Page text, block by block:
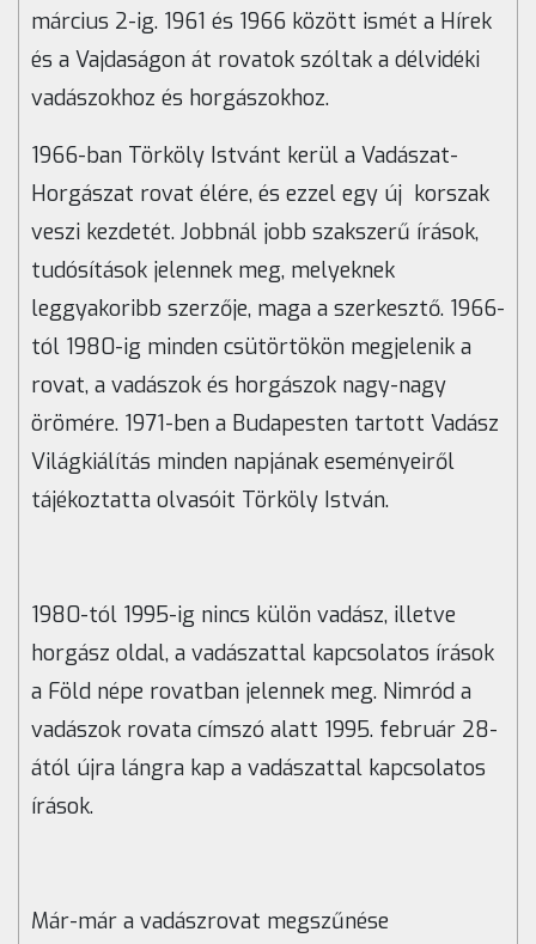
március 2-ig. 1961 és 1966 között ismét a Hírek
és a Vajdaságon át rovatok szóltak a délvidéki
vadászokhoz és horgászokhoz.
1966-ban Törköly Istvánt kerül a Vadászat-
Horgászat rovat élére, és ezzel egy új korszak
veszi kezdetét. Jobbnál jobb szakszerű írások,
tudósítások jelennek meg, melyeknek
leggyakoribb szerzője, maga a szerkesztő. 1966-
tól 1980-ig minden csütörtökön megjelenik a
rovat, a vadászok és horgászok nagy-nagy
örömére. 1971-ben a Budapesten tartott Vadász
Világkiálítás minden napjának eseményeiről
tájékoztatta olvasóit Törköly István.
1980-tól 1995-ig nincs külön vadász, illetve
horgász oldal, a vadászattal kapcsolatos írások
a Föld népe rovatban jelennek meg. Nimród a
vadászok rovata címszó alatt 1995. február 28-
ától újra lángra kap a vadászattal kapcsolatos
írások.
Már-már a vadászrovat megszűnése